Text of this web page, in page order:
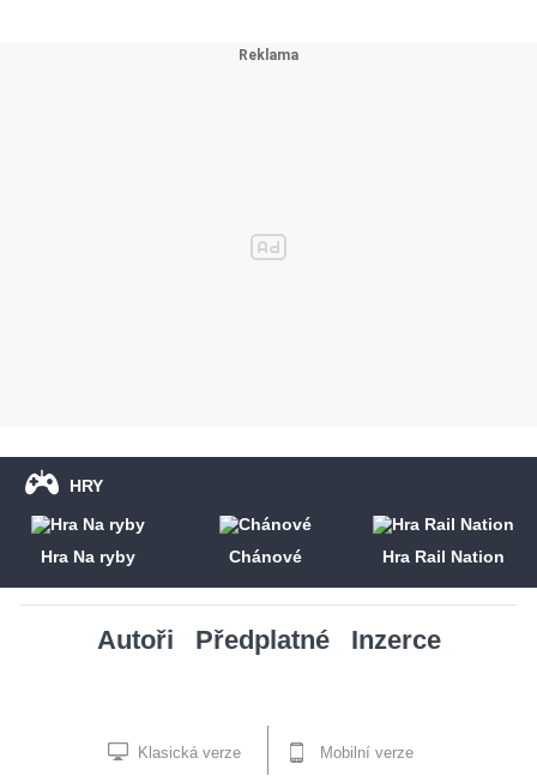
HRY
Hra Na ryby Chánové Hra Rail Nation
Autoři Předplatné Inzerce
Klasická verze Mobilní verze